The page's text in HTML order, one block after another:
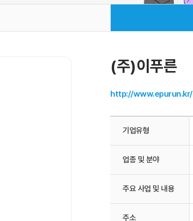
(주)이푸른
http://www.epurun.kr/
기업유형
업종 및 분야
주요 사업 및 내용
주소